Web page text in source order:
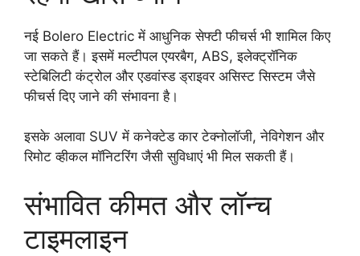
नई Bolero Electric में आधुनिक सेफ्टी फीचर्स भी शामिल किए
जा सकते हैं। इसमें मल्टीपल एयरबैग, ABS, इलेक्ट्रॉनिक
स्टेबिलिटी कंट्रोल और एडवांस्ड ड्राइवर असिस्ट सिस्टम जैसे
फीचर्स दिए जाने की संभावना है।
इसके अलावा SUV में कनेक्टेड कार टेक्नोलॉजी, नेविगेशन और
रिमोट व्हीकल मॉनिटरिंग जैसी सुविधाएं भी मिल सकती हैं।
संभावित कीमत और लॉन्च
टाइमलाइन